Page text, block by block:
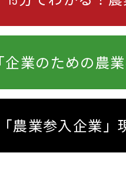
企業のための農業
「農業参入企業」